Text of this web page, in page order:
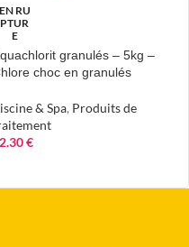
EN RU
PTUR
E
granulés – 5kg –
choc en granulés
& Spa, Produits de
€